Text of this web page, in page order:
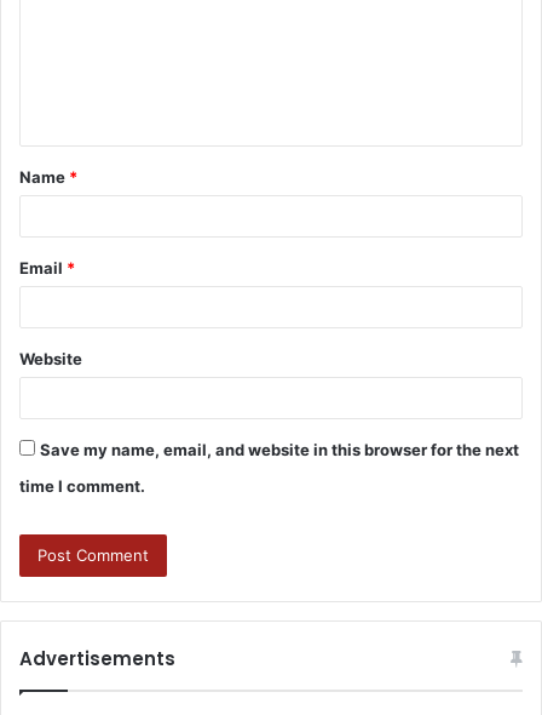
Name *
Email *
Website
Save my name, email, and website in this browser for the next
time I comment.
Advertisements